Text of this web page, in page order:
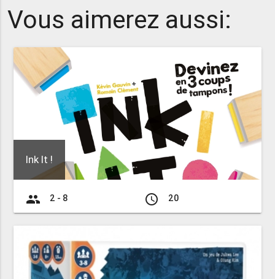
Vous aimerez aussi:
Ink It !
group 2 - 8 access_time 20